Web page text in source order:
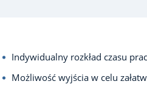
Indywidualny rozkład czasu
Możliwość wyjścia w celu